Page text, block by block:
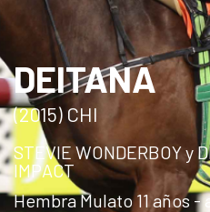
DEITANA
(2015) CHI
STEVIE WONDERBOY y
IMPACT
Hembra Mulato 11 años -